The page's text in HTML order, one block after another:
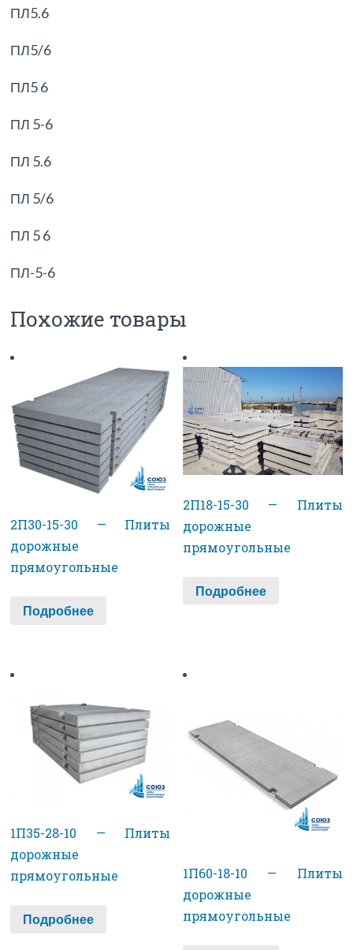
ПЛ5.6
ПЛ5/6
ПЛ5 6
ПЛ 5-6
ПЛ 5.6
ПЛ 5/6
ПЛ 5 6
ПЛ-5-6
Похожие товары
2П30-15-30 — Плиты
дорожные
прямоугольные
Подробнее
2П18-15-30 — Плиты
дорожные
прямоугольные
Подробнее
1П35-28-10 — Плиты
дорожные
прямоугольные
Подробнее
1П60-18-10 — Плиты
дорожные
прямоугольные